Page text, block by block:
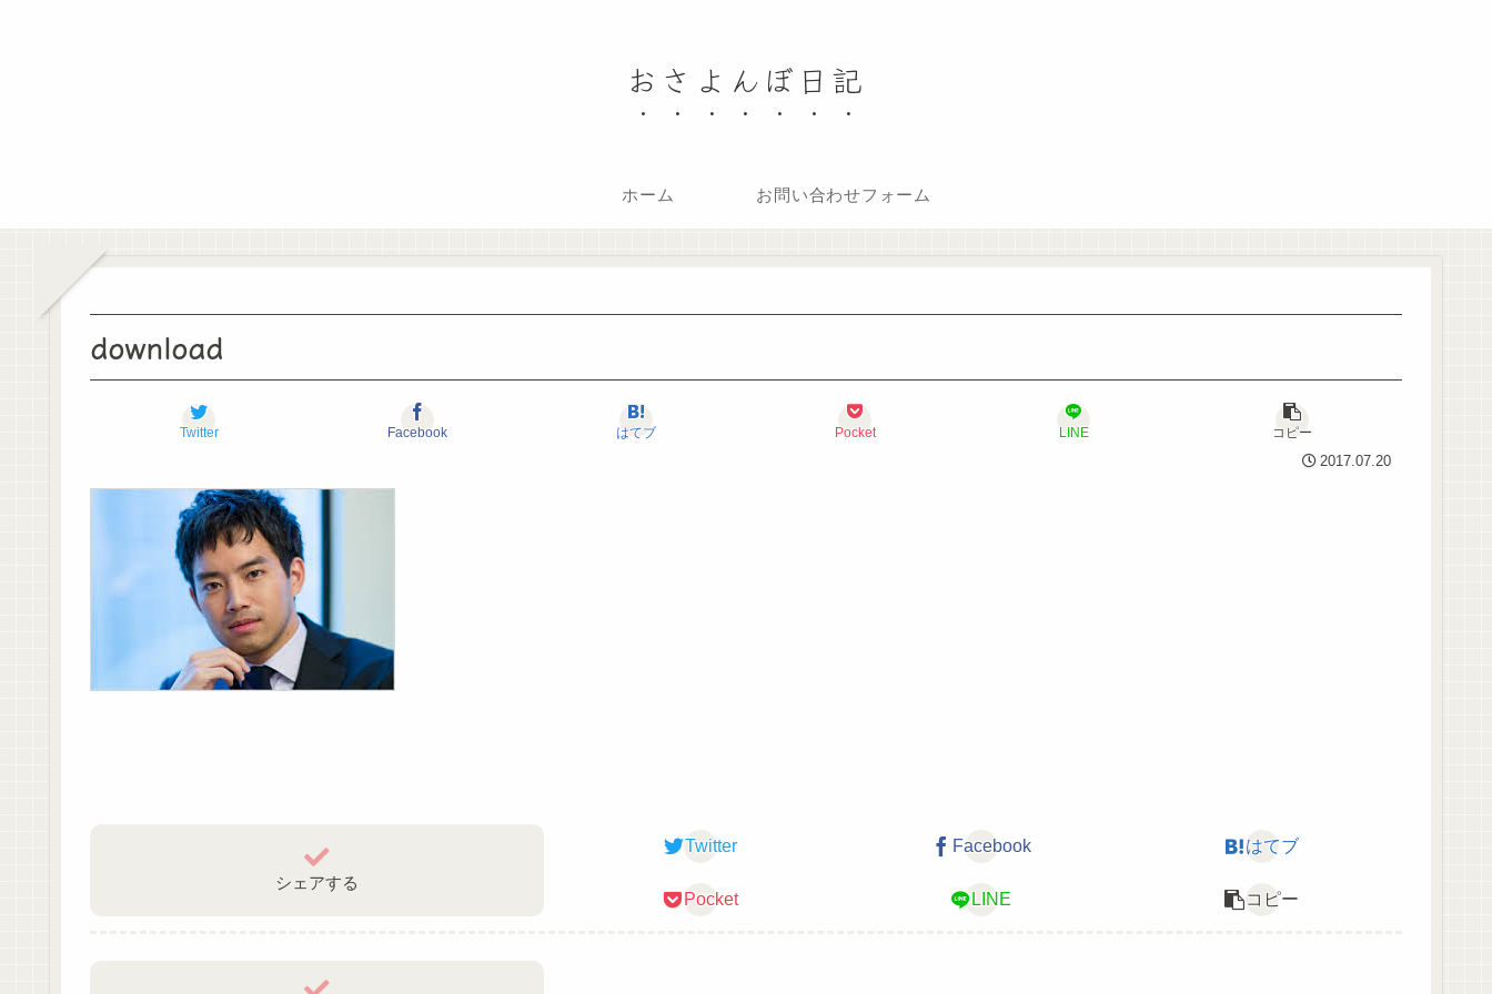
おさよんぼ日記
ホーム お問い合わせフォーム
download
Twitter Facebook はてブ Pocket LINE
コピー
2017.07.20
シェアする
Twitter Facebook はてブ
Pocket LINE コピー